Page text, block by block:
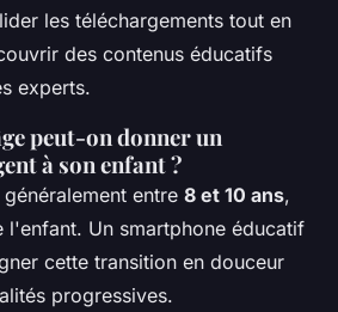
les téléchargements tout en
des contenus éducatifs
experts.
peut-on donner un
à son enfant ?
entre 8 et 10 ans,
l'enfant. Un smartphone éducatif
cette transition en douceur
progressives.